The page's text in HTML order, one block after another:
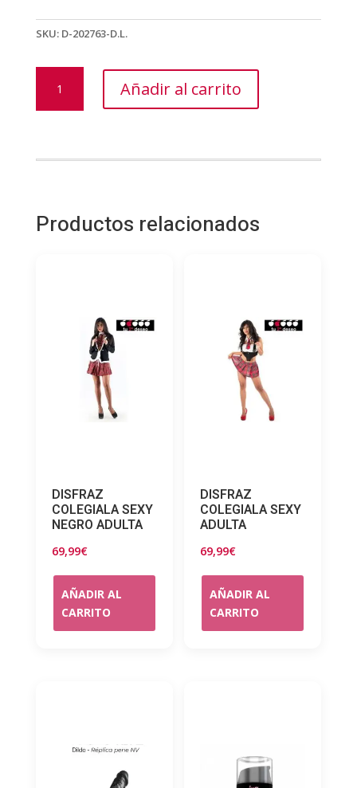
SKU: D-202763-D.L.
MASAJE
MINI
Añadir al carrito
Productos relacionados
DISFRAZ
COLEGIALA SEXY
NEGRO ADULTA
69,99€
AÑADIR AL
CARRITO
DISFRAZ
COLEGIALA SEXY
ADULTA
69,99€
AÑADIR AL
CARRITO